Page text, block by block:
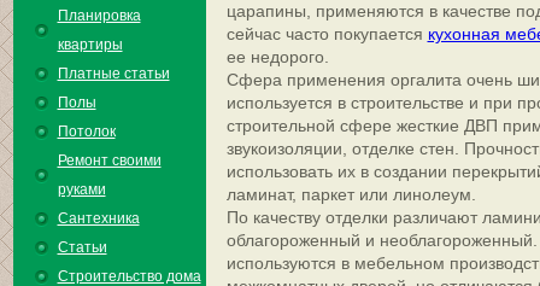
Планировка
квартиры
Платные статьи
Полы
Потолок
Ремонт своими
руками
Сантехника
Статьи
Строительство дома
царапины, применяются в качестве
сейчас часто покупается кухонная
ее недорого.
Сфера применения оргалита очень
используется в строительстве и при
строительной сфере жесткие ДВП
звукоизоляции, отделке стен.
использовать их в создании
ламинат, паркет или линолеум.
По качеству отделки различают
облагороженный и
используются в мебельном